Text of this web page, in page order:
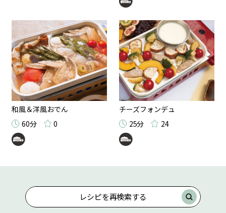
和風＆洋風おでん
60分
0
チーズフォンデュ
25分
24
レシピを再検索する